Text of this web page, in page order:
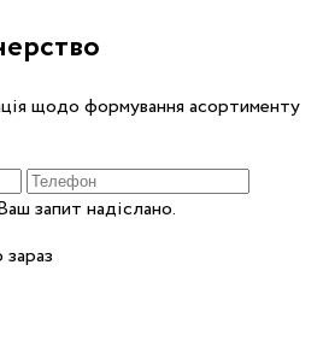
щодо формування асортименту
запит надіслано.